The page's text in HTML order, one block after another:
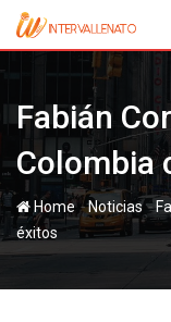
Skip
Fabián
Colombia
Home-Noticias-
éxitos